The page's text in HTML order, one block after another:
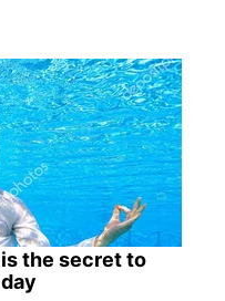
the secret to